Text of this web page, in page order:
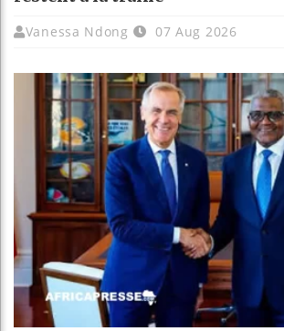
Vanessa Ndong 07 Aug 2026